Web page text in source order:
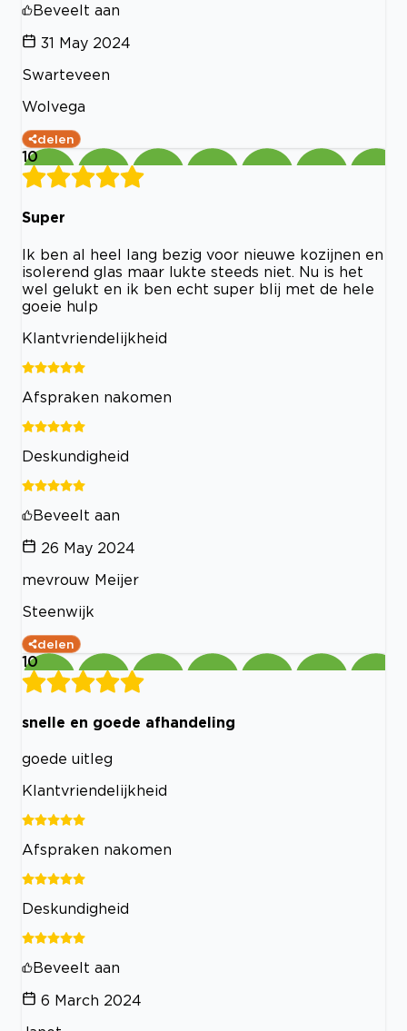
Beveelt aan
31 May 2024
Swarteveen
Wolvega
delen
10
Super
Ik ben al heel lang bezig voor nieuwe kozijnen en
isolerend glas maar lukte steeds niet. Nu is het
wel gelukt en ik ben echt super blij met de hele
goeie hulp
Klantvriendelijkheid
Afspraken nakomen
Deskundigheid
Beveelt aan
26 May 2024
mevrouw Meijer
Steenwijk
delen
10
snelle en goede afhandeling
goede uitleg
Klantvriendelijkheid
Afspraken nakomen
Deskundigheid
Beveelt aan
6 March 2024